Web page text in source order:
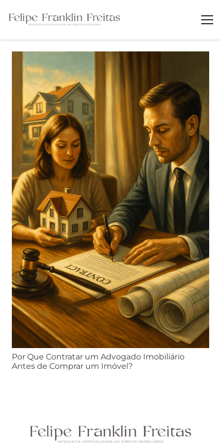
Por Que Contratar um Advogado Imobiliário
Antes de Comprar um Imóvel?